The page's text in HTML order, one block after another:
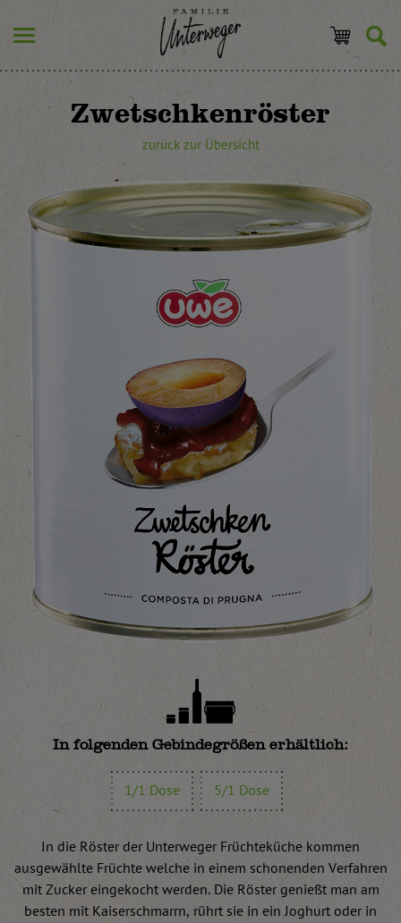
Zwetschkenröster
zurück zur Übersicht
In folgenden Gebindegrößen erhältlich:
1/1 Dose 5/1 Dose
In die Röster der Unterweger Früchteküche kommen
ausgewählte Früchte welche in einem schonenden Verfahren
mit Zucker eingekocht werden. Die Röster genießt man am
besten mit Kaiserschmarrn, rührt sie in ein Joghurt oder in